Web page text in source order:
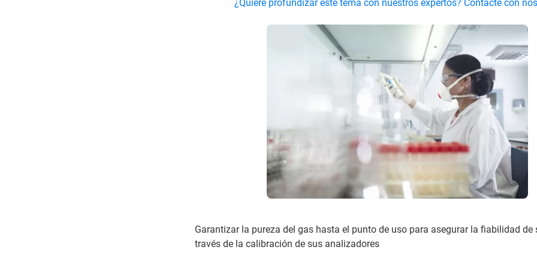
¿Quiere profundizar este tema con nuestros expertos? Contacte con
Garantizar la pureza del gas hasta el punto de uso para asegurar la fiabilidad de
través de la calibración de sus analizadores